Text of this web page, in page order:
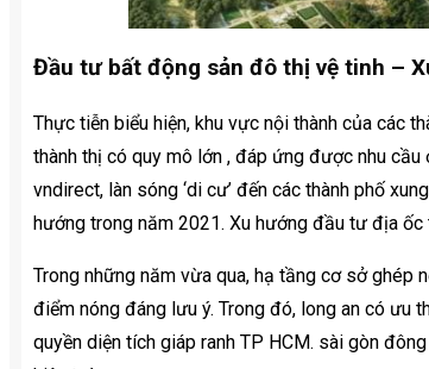
Đầu tư bất động sản đô thị vệ tinh –
Thực tiễn biểu hiện, khu vực nội thành của các
thành thị có quy mô lớn , đáp ứng được nhu
vndirect, làn sóng ‘di cư’ đến các thành phố
hướng trong năm 2021. Xu hướng đầu tư địa
Trong những năm vừa qua, hạ tầng cơ sở ghép
điểm nóng đáng lưu ý. Trong đó, long an có ưu
quyền diện tích giáp ranh TP HCM. sài gòn